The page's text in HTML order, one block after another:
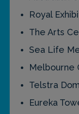
Royal
The Arts
Sea Life
Melbourne
Telstra
Eureka